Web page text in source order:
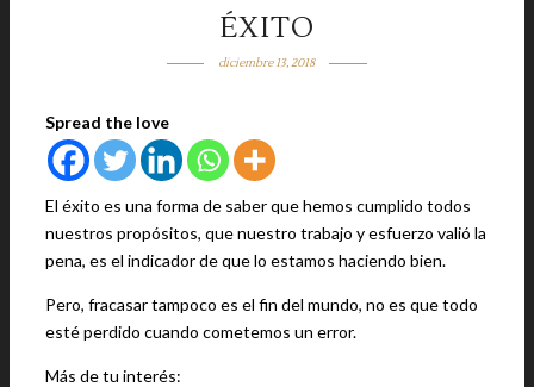
ÉXITO
diciembre 13, 2018
Spread the love
El éxito es una forma de saber que hemos cumplido todos
nuestros propósitos, que nuestro trabajo y esfuerzo valió la
pena, es el indicador de que lo estamos haciendo bien.
Pero, fracasar tampoco es el fin del mundo, no es que todo
esté perdido cuando cometemos un error.
Más de tu interés: